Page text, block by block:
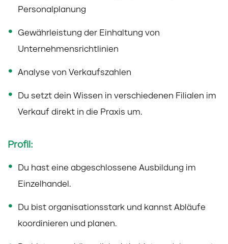
Personalplanung
Gewährleistung der Einhaltung von
Unternehmensrichtlinien
Analyse von Verkaufszahlen
Du setzt dein Wissen in verschiedenen Filialen im
Verkauf direkt in die Praxis um.
Profil:
Du hast eine abgeschlossene Ausbildung im
Einzelhandel.
Du bist organisationsstark und kannst Abläufe
koordinieren und planen.